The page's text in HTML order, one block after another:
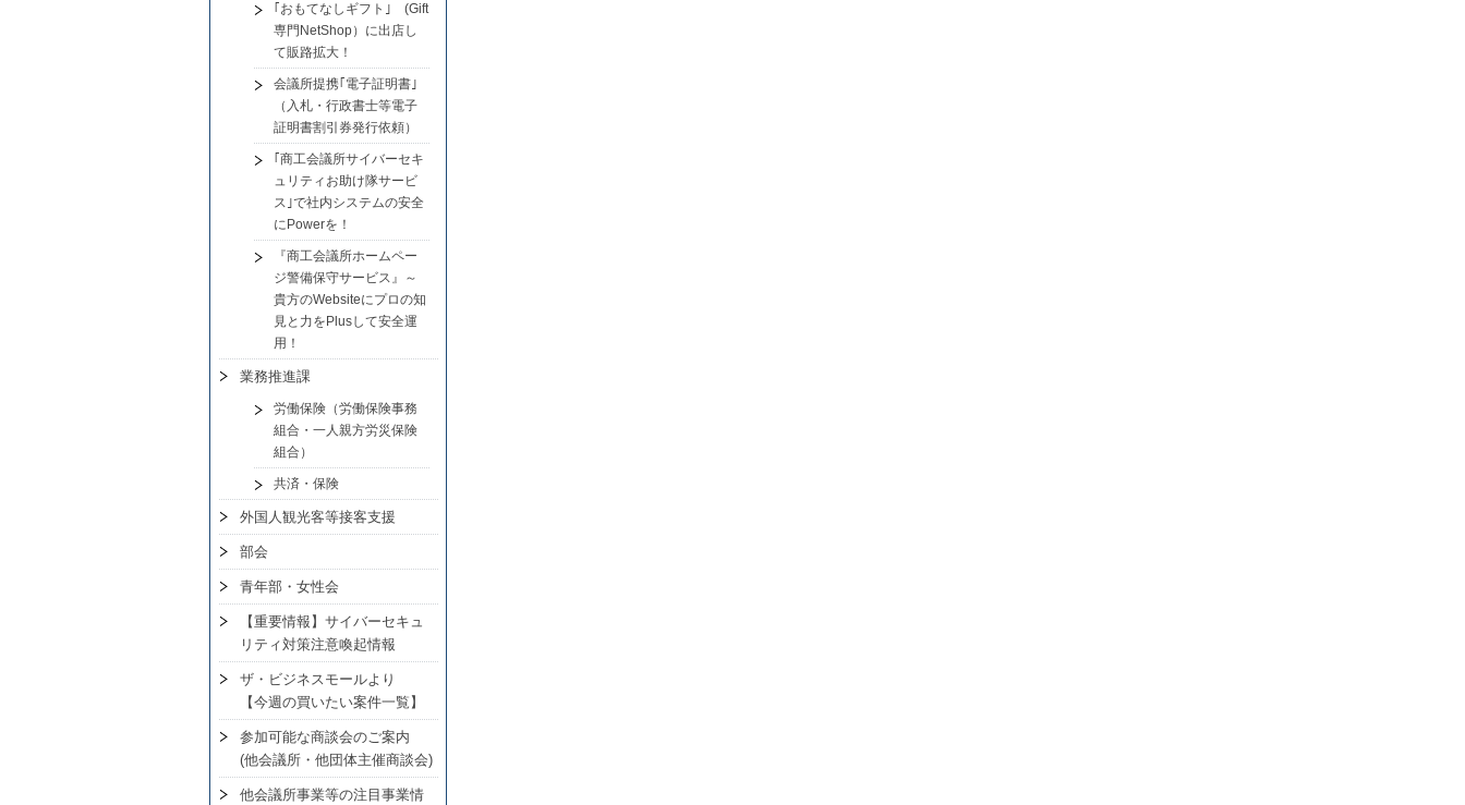
｢おもてなしギフト｣ (Gift
専門NetShop）に出店し
て販路拡大！
会議所提携｢電子証明書｣
（入札・行政書士等電子
証明書割引券発行依頼）
｢商工会議所サイバーセキ
ュリティお助け隊サービ
ス｣で社内システムの安全
にPowerを！
『商工会議所ホームペー
ジ警備保守サービス』～
貴方のWebsiteにプロの知
見と力をPlusして安全運
用！
業務推進課
労働保険（労働保険事務
組合・一人親方労災保険
組合）
共済・保険
外国人観光客等接客支援
部会
青年部・女性会
【重要情報】サイバーセキュ
リティ対策注意喚起情報
ザ・ビジネスモールより
【今週の買いたい案件一覧】
参加可能な商談会のご案内
(他会議所・他団体主催商談会)
他会議所事業等の注目事業情